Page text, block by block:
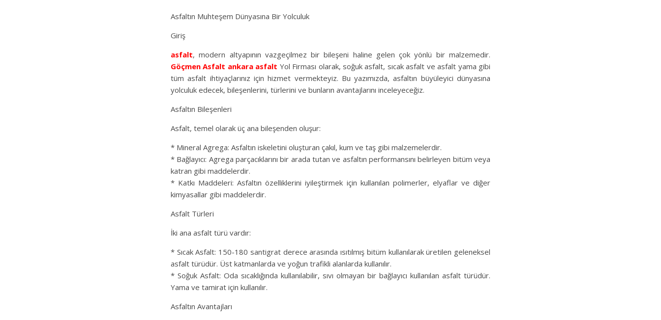
Asfaltın Muhteşem Dünyasına Bir Yolculuk
Giriş
asfalt, modern altyapının vazgeçilmez bir bileşeni haline gelen çok yönlü bir malzemedir.
Göçmen Asfalt ankara asfalt Yol Firması olarak, soğuk asfalt, sıcak asfalt ve asfalt yama gibi
tüm asfalt ihtiyaçlarınız için hizmet vermekteyiz. Bu yazımızda, asfaltın büyüleyici dünyasına
yolculuk edecek, bileşenlerini, türlerini ve bunların avantajlarını inceleyeceğiz.
Asfaltın Bileşenleri
Asfalt, temel olarak üç ana bileşenden oluşur:
* Mineral Agrega: Asfaltın iskeletini oluşturan çakıl, kum ve taş gibi malzemelerdir.
* Bağlayıcı: Agrega parçacıklarını bir arada tutan ve asfaltın performansını belirleyen bitüm veya
katran gibi maddelerdir.
* Katkı Maddeleri: Asfaltın özelliklerini iyileştirmek için kullanılan polimerler, elyaflar ve diğer
kimyasallar gibi maddelerdir.
Asfalt Türleri
İki ana asfalt türü vardır:
* Sıcak Asfalt: 150-180 santigrat derece arasında ısıtılmış bitüm kullanılarak üretilen geleneksel
asfalt türüdür. Üst katmanlarda ve yoğun trafikli alanlarda kullanılır.
* Soğuk Asfalt: Oda sıcaklığında kullanılabilir, sıvı olmayan bir bağlayıcı kullanılan asfalt türüdür.
Yama ve tamirat için kullanılır.
Asfaltın Avantajları